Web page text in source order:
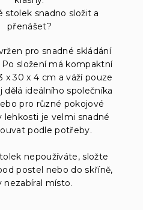
stolek snadno složit a
přenášet?
pro snadné skládání
Po složení má kompaktní
x 30 x 4 cm a váží pouze
dělá ideálního společníka
pro různé pokojové
lehkosti je velmi snadné
podle potřeby.
nepoužíváte, složte
postel nebo do skříně,
nezabíral místo.